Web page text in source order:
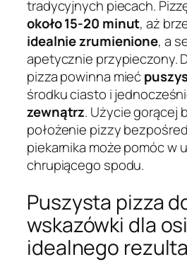
tradycyjnych piecach.
około 15-20 minut, aż
idealnie zrumienione, a
apetycznie przypieczony.
pizza powinna mieć
środku ciasto i
zewnątrz. Użycie gorącej
położenie pizzy
piekarnika może pomóc w
chrupiącego spodu.
Puszysta pizza
wskazówki dla
idealnego